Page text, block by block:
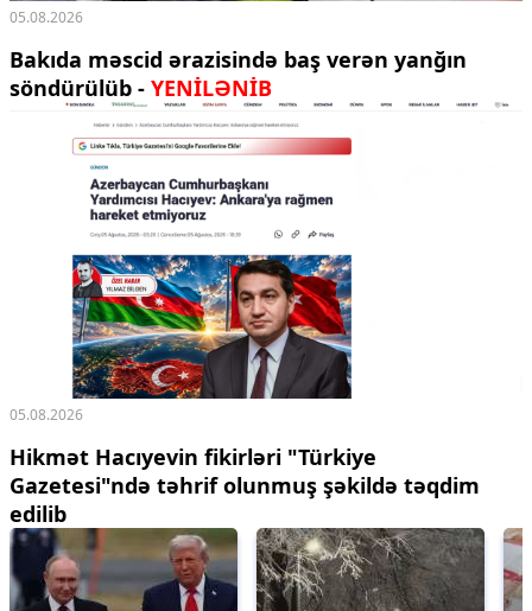
05.08.2026
Bakıda məscid ərazisində baş verən yanğın
söndürülüb - YENİLƏNİB
05.08.2026
Hikmət Hacıyevin fikirləri "Türkiye
Gazetesi"ndə təhrif olunmuş şəkildə təqdim
edilib